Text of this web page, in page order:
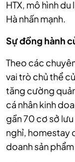
HTX, mô hình
Hà nhấn mạnh.
Sự đồng hành
Theo các
vai trò chủ thể
tăng cường
cá nhân kinh
gần 70 cơ sở
nghỉ, homestay
doanh sản